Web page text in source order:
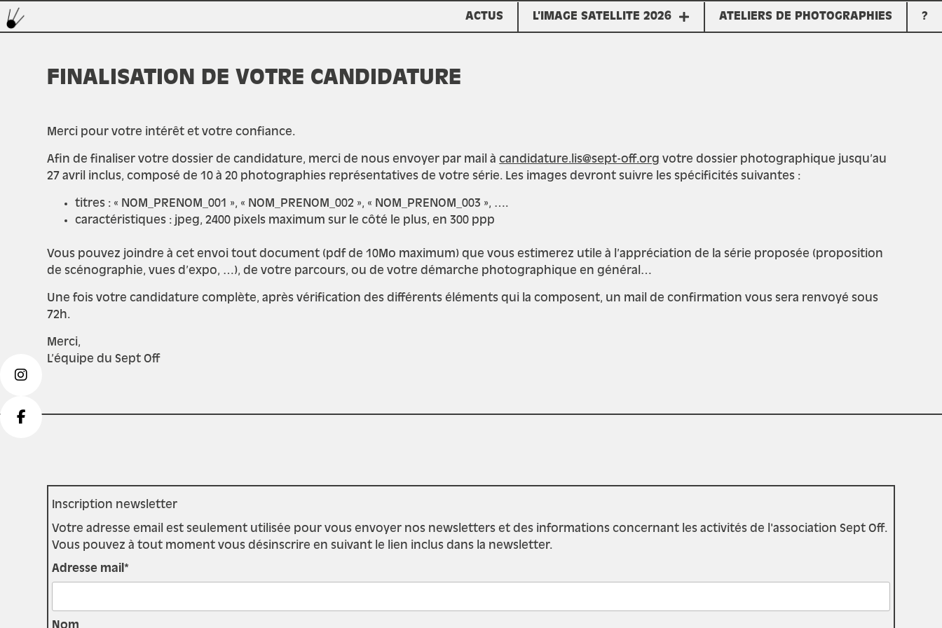
ACTUS L’IMAGE SATELLITE 2026 ATELIERS DE PHOTOGRAPHIES ?
FINALISATION DE VOTRE CANDIDATURE
Merci pour votre intérêt et votre confiance.
Afin de finaliser votre dossier de candidature, merci de nous envoyer par mail àcandidature.lis@sept-off.org votre dossier photographique jusqu’au
27 avril inclus, composé de10 à 20 photographies représentatives de votre série. Les images devront suivre les spécificités suivantes :
titres : « NOM_PRENOM_001 », « NOM_PRENOM_002 », « NOM_PRENOM_003 », ….
caractéristiques : jpeg, 2400 pixels maximum sur le côté le plus, en 300 ppp
Vous pouvez joindre à cet envoi tout document (pdf de 10Mo maximum) que vous estimerez utile à l’appréciation de la série proposée (proposition
de scénographie, vues d’expo, …), de votre parcours, ou de votre démarche photographique en général…
Une fois votre candidature complète, après vérification des différents éléments qui la composent, un mail de confirmation vous sera renvoyé sous
72h.
Merci,
L’équipe du Sept Off
Inscription newsletter
Votre adresse email est seulement utilisée pour vous envoyer nos newsletters et des informations concernant les activités de l'association Sept Off.
Vous pouvez à tout moment vous désinscrire en suivant le lien inclus dans la newsletter.
Adresse mail*